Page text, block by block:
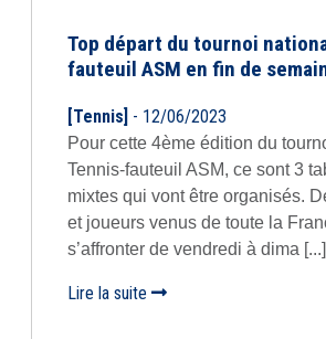
Top départ du tournoi
fauteuil ASM en fin de
[Tennis] - 12/06/2023
Pour cette 4ème édition du
Tennis-fauteuil ASM, ce sont 3
mixtes qui vont être organisés.
et joueurs venus de toute la
s’affronter de vendredi à dima [...]
Lire la suite